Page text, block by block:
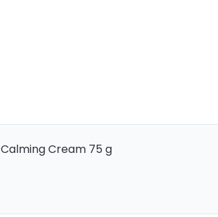
Cream 75 g